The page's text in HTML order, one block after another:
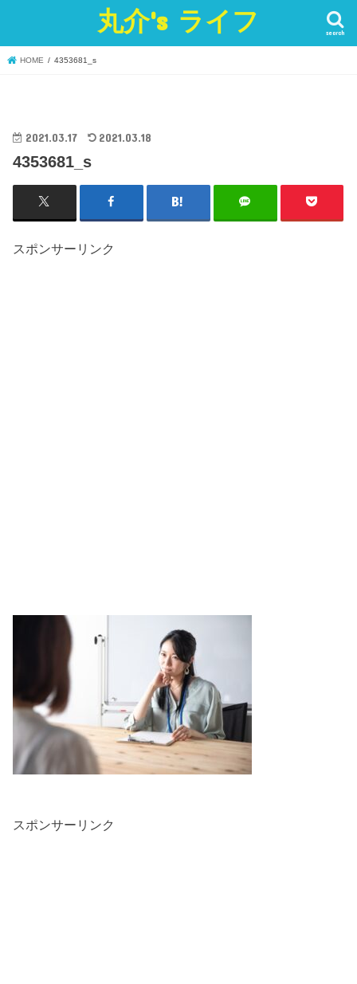
丸介's ライフ search
HOME 4353681_s
2021.03.17 2021.03.18
4353681_s
スポンサーリンク
スポンサーリンク